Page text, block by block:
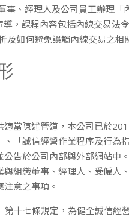
、經理人及公司員工辦理「
，課程內容包括內線交易法
及如何避免誤觸內線交易之相
適當陳述管道，本公司已於
「誠信經營作業程序及行為
告於公司內部與外部網站中
組織董事、經理人、受僱人
意之事項。
十七條規定，為健全誠信經